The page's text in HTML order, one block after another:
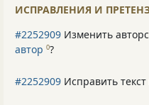
ИСПРАВЛЕНИЯ И
#2252909 Изменить
автор 0?
#2252909 Исправить